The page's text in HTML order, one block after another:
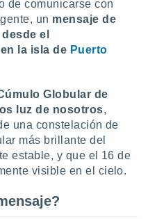
de comunicarse con
un mensaje de
el
la isla de Puerto
Globular de
luz de nosotros,
una constelación de
más brillante del
estable, y que el 16 de
visible en el cielo.